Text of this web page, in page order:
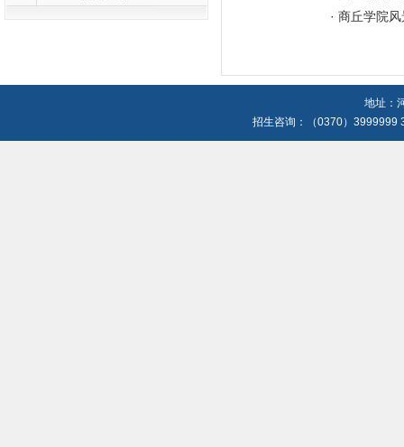
· 商丘学院
地址：
招生咨询：（0370）